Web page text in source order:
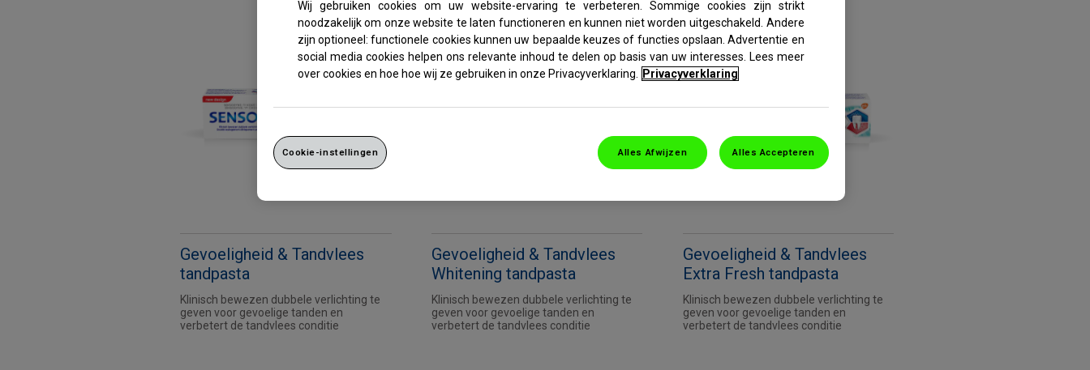
Gevoeligheid & Tandvlees
tandpasta
Klinisch bewezen dubbele verlichting te
geven voor gevoelige tanden en
verbetert de tandvlees conditie
Gevoeligheid & Tandvlees
Whitening tandpasta
Klinisch bewezen dubbele verlichting te
geven voor gevoelige tanden en
verbetert de tandvlees conditie
Gevoeligheid & Tandvlees
Extra Fresh tandpasta
Klinisch bewezen dubbele verlichting te
geven voor gevoelige tanden en
verbetert de tandvlees conditie
Wij gebruiken cookies om uw website-ervaring te verbeteren. Sommige cookies zijn strikt
noodzakelijk om onze website te laten functioneren en kunnen niet worden uitgeschakeld. Andere
zijn optioneel: functionele cookies kunnen uw bepaalde keuzes of functies opslaan. Advertentie en
social media cookies helpen ons relevante inhoud te delen op basis van uw interesses. Lees meer
over cookies en hoe hoe wij ze gebruiken in onze Privacyverklaring.
Privacyverklaring
Alles Afwijzen Alles Accepteren
Cookie-instellingen